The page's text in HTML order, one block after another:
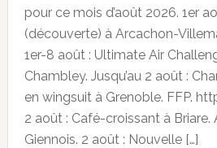
pour ce mois d’août 2026. 1er
(découverte) à Arcachon-
1er-8 août : Ultimate Air
Chambley. Jusqu’au 2 août :
en wingsuit à Grenoble. FFP.
2 août : Café-croissant à
Giennois. 2 août : Nouvelle […]